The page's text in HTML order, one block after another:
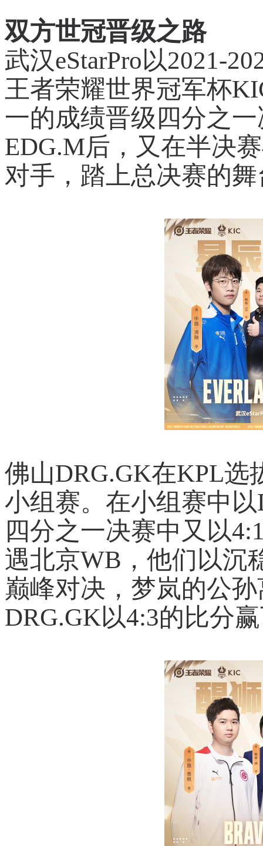
双方世冠晋级之路
武汉eStarPro以2021-
王者荣耀世界冠军杯
一的成绩晋级四分之
EDG.M后，又在半决
对手，踏上总决赛的
佛山DRG.GK在KPL选
小组赛。在小组赛中
四分之一决赛中又以
遇北京WB，他们以沉
巅峰对决，梦岚的公
DRG.GK以4:3的比分